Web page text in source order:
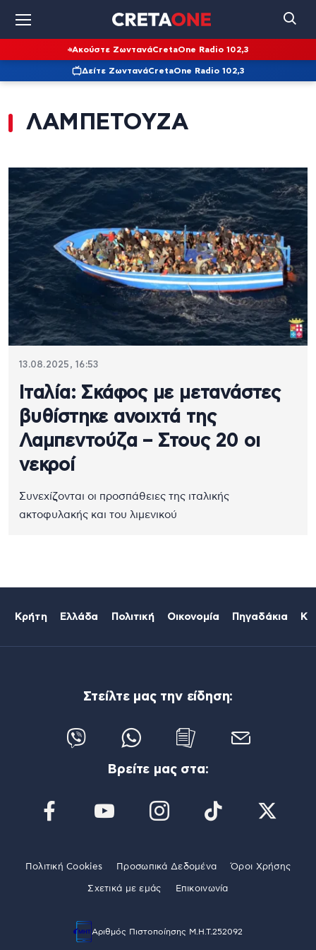
Ακούστε ΖωντανάCretaOne Radio 102,3
Δείτε ΖωντανάCretaOne Radio 102,3
ΛΑΜΠΕΤΟΥΖΑ
13.08.2025, 16:53
Ιταλία: Σκάφος με μετανάστες
βυθίστηκε ανοιχτά της
Λαμπεντούζα – Στους 20 οι
νεκροί
Συνεχίζονται οι προσπάθειες της ιταλικής
ακτοφυλακής και του λιμενικού
Κρήτη Ελλάδα Πολιτική Οικονομία Πηγαδάκια
Στείλτε μας την είδηση:
Βρείτε μας στα:
Πολιτική Cookies Προσωπικά Δεδομένα Όροι Χρήσης
Σχετικά με εμάς Επικοινωνία
Αριθμός Πιστοποίησης Μ.Η.Τ.252092